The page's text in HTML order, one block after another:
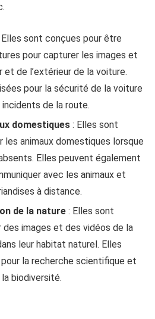
Elles sont conçues pour être
pour capturer les images et
et de l’extérieur de la voiture.
pour la sécurité de la voiture
de la route.
domestiques : Elles sont
les animaux domestiques lorsque
Elles peuvent également
avec les animaux et
à distance.
de la nature : Elles sont
images et des vidéos de la
leur habitat naturel. Elles
la recherche scientifique et
biodiversité.